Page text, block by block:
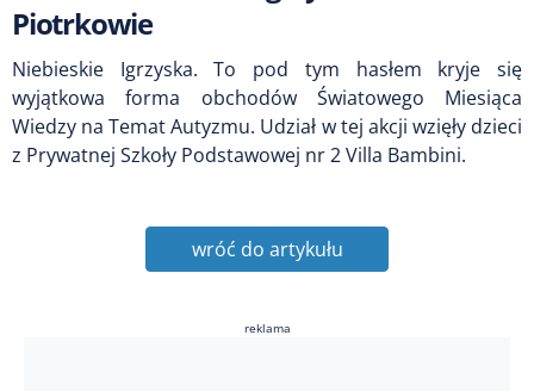
Piotrkowie
Niebieskie Igrzyska. To pod tym hasłem kryje się
wyjątkowa forma obchodów Światowego Miesiąca
Wiedzy na Temat Autyzmu. Udział w tej akcji wzięły dzieci
z Prywatnej Szkoły Podstawowej nr 2 Villa Bambini.
wróć do artykułu
reklama